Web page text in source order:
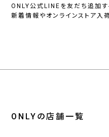
ONLY公式LINEを友だち追加す
新着情報やオンラインストア入
ONLYの店舗一覧